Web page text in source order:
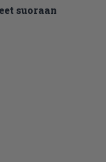
suoraan